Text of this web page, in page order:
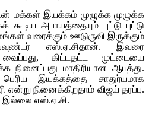
மக்கள் இயக்கம் முழுக்க முழுக்க
அபாயத்தையும் புட்டு புட்டு
வரைக்கும் ஊடுருவி இருக்கும்
எஸ்.ஏ.சிதான். இவரை
வைப்பது, கிட்டதட்ட முட்டையை
நினைப்பது மாதிரியான ஆபத்து.
பெரிய இயக்கத்தை சாதுர்யமாக
என்று நினைக்கிறதாம் விஜய் தரப்பு.
இல்லை எஸ்.ஏ.சி.